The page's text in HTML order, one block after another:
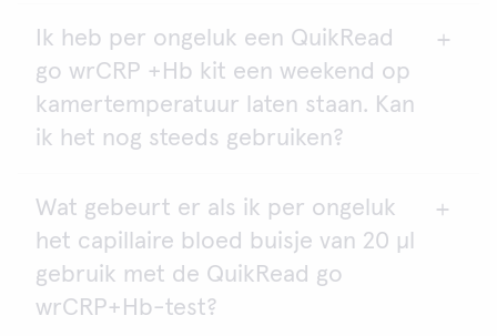
Ja, naast de QuikRead go wrCRP+Hb tests kunt u
de QuikRead go CRP en QuikRead go CRP+Hb kits
gebruiken met de QuikRead go instrument
software versie 7.5.1.
Ik heb per ongeluk een QuikRead
go wrCRP +Hb kit een weekend op
kamertemperatuur laten staan. Kan
ik het nog steeds gebruiken?
Ja, u kunt de kit gebruiken. De ongeopende kit kan
koel bewaard worden of bij kamertemperatuur (2-
25 ºC) tot de vervaldatum die op het etiket van de
kit is aangegeven. Na de eerste opening van de
Wat gebeurt er als ik per ongeluk
het capillaire bloed buisje van 20 μl
gebruik met de QuikRead go
wrCRP+Hb-test?